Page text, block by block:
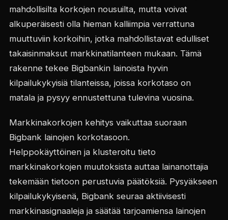
mahdollisilta korkojen nousuilta, mutta voivat
alkuperäisesti olla hieman kalliimpia verrattuna
muuttuviin korkoihin, jotka mahdollistavat edulliset
takaisinmaksut markkinatilanteen mukaan. Tämä
rakenne tekee Bigbankin lainoista hyvin
kilpailukykyisiä tilanteissa, joissa korkotaso on
matala ja pysyy ennustettuna tulevina vuosina.
Markkinakorkojen kehitys vaikuttaa suoraan
Bigbank lainojen korkotasoon.
Helppokäyttöinen ja klusteroitu tieto
markkinakorkojen muutoksista auttaa lainanottajia
tekemään tietoon perustuvia päätöksiä. Pysyäkseen
kilpailukykyisenä, Bigbank seuraa aktiivisesti
markkinasignaaleja ja säätää tarjoamiensa lainojen